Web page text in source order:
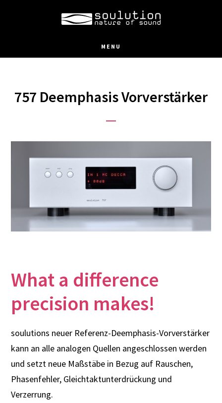
MENU
757 Deemphasis Vorverstärker
What a difference
precision makes!
soulutions neuer Referenz-Deemphasis-Vorverstärker
kann an alle analogen Quellen angeschlossen werden
und setzt neue Maßstäbe in Bezug auf Rauschen,
Phasenfehler, Gleichtaktunterdrückung und
Verzerrung.